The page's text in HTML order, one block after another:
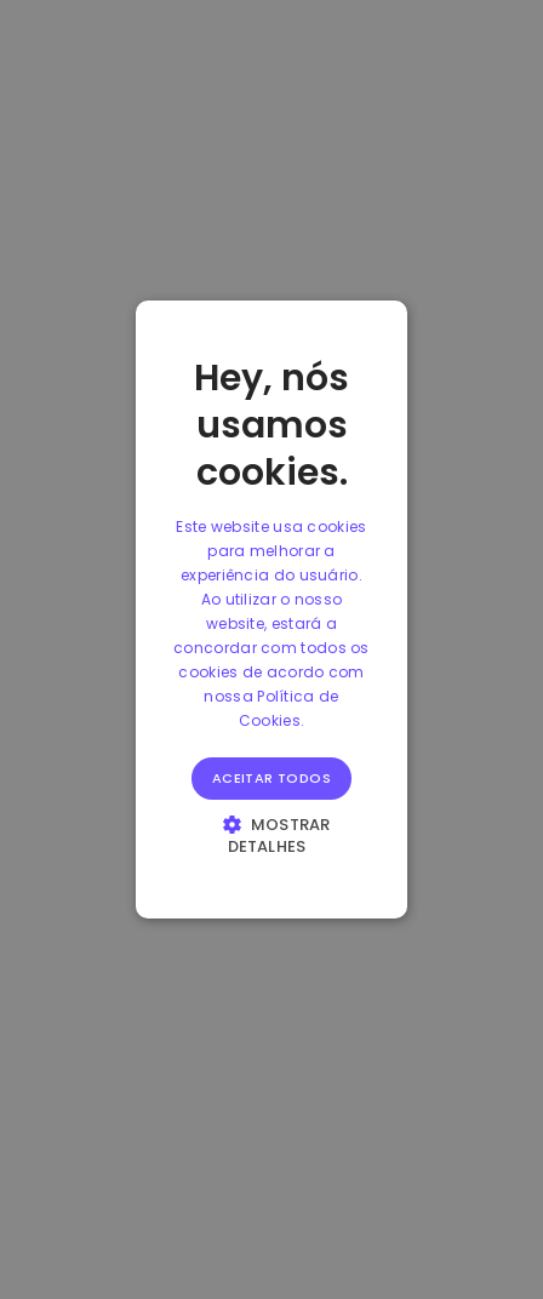
Hey, nós
usamos
cookies.
Este website usa cookies
para melhorar a
experiência do usuário.
Ao utilizar o nosso
website, estará a
concordar com todos os
cookies de acordo com
nossa Política de
Cookies.
ACEITAR TODOS
MOSTRAR
DETALHES